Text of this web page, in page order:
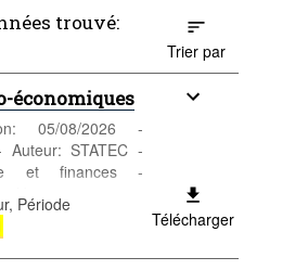
trouvé:
Trier par
économiques
05/08/2026 -
Auteur: STATEC -
et finances -
conjoncture,
besoin de
chômage, coût
Période
Télécharger